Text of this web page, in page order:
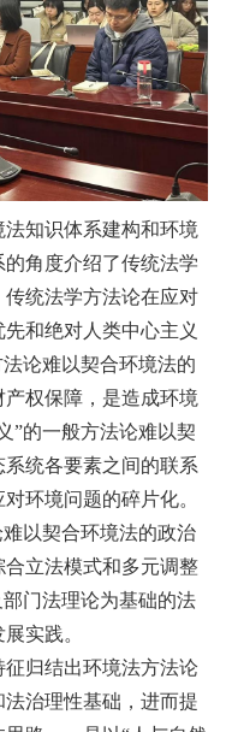
知识体系建构和环境
角度介绍了传统法学
统法学方法论在应对
和绝对人类中心主义
论难以契合环境法的
权保障，是造成环境
”的一般方法论难以契
统各要素之间的联系
环境问题的碎片化。
以契合环境法的政治
立法模式和多元调整
门法理论为基础的法
实践。
归结出环境法方法论
治理性基础，进而提